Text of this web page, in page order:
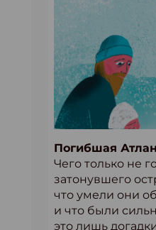
Погибшая
Чего только не
затонувшего
что умели они
и что были
это лишь